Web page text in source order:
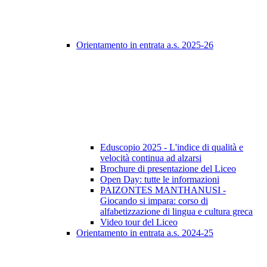
Orientamento in entrata a.s. 2025-26
Eduscopio 2025 - L'indice di qualità e
velocità continua ad alzarsi
Brochure di presentazione del Liceo
Open Day: tutte le informazioni
PAIZONTES MANTHANUSI -
Giocando si impara: corso di
alfabetizzazione di lingua e cultura greca
Video tour del Liceo
Orientamento in entrata a.s. 2024-25